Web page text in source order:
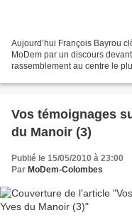
Aujourd’hui François Bayrou
MoDem par un discours
rassemblement au centre le
Vos témoignages
du Manoir (3)
Publié le 15/05/2010 à 23:00
Par MoDem-Colombes